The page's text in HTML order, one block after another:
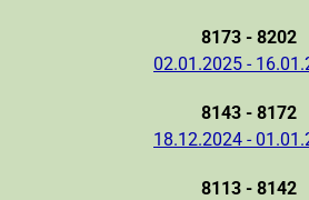
8173 - 8202
02.01.2025 -
8143 - 8172
18.12.2024 -
8113 - 8142